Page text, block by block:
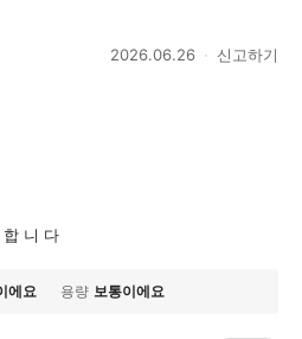
2026.06.26 신고하기
합 니 다
에요 용량 보통이에요